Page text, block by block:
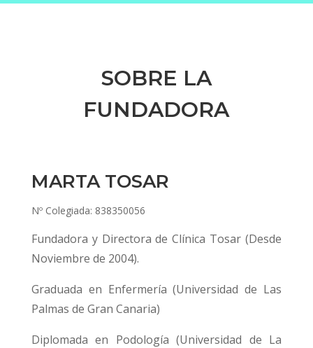
SOBRE LA
FUNDADORA
MARTA TOSAR
Nº Colegiada: 838350056
Fundadora y Directora de Clínica Tosar (Desde
Noviembre de 2004).
Graduada en Enfermería (Universidad de Las
Palmas de Gran Canaria)
Diplomada en Podología (Universidad de La